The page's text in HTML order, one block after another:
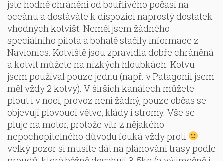
jste hodně chráněni od bouřlivého počasí na
oceánu a dostáváte k dispozici naprostý dostatek
vhodných kotvišť. Neměl jsem žádného
speciálního pilota a bohatě stačily informace z
Navionics. Kotviště jsou zpravidla dobře chráněná
a kotvit můžete na nízkých hloubkách. Kotvu
jsem používal pouze jednu (např. v Patagonii jsem
měl vždy 2 kotvy). V širších kanálech můžete
plout i v noci, provoz není žádný, pouze občas se
objevují plovoucí větve, klády i stromy. Vše se
pluje na motor, protože vítr z nějakého
nepochopitelného důvodu fouká vždy proti
velký pozor si musíte dát na plánování trasy podle